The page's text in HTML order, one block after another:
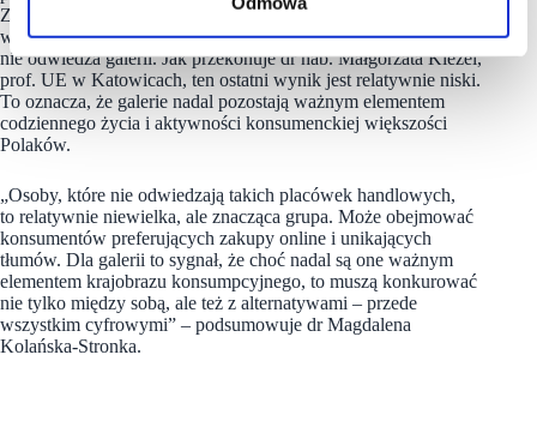
Z kolei 3,6% ankietowanych nie ma wyrobionej opinii
w tej kwestii. Natomiast 5,3% uczestników badania w ogóle
nie odwiedza galerii. Jak przekonuje dr hab. Małgorzata Kieżel,
prof. UE w Katowicach, ten ostatni wynik jest relatywnie niski.
To oznacza, że galerie nadal pozostają ważnym elementem
codziennego życia i aktywności konsumenckiej większości
Polaków.
„Osoby, które nie odwiedzają takich placówek handlowych,
to relatywnie niewielka, ale znacząca grupa. Może obejmować
konsumentów preferujących zakupy online i unikających
tłumów. Dla galerii to sygnał, że choć nadal są one ważnym
elementem krajobrazu konsumpcyjnego, to muszą konkurować
nie tylko między sobą, ale też z alternatywami – przede
wszystkim cyfrowymi” – podsumowuje dr Magdalena
Kolańska-Stronka.